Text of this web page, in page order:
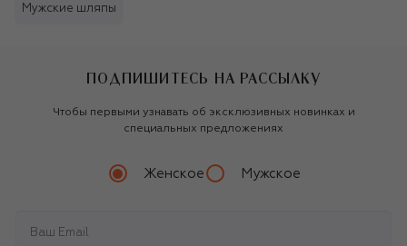
Мужские шляпы
ПОДПИШИТЕСЬ НА РАССЫЛКУ
Чтобы первыми узнавать об эксклюзивных новинках и
специальных предложениях
Женское Мужское